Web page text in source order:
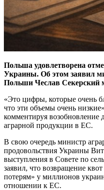
Польша удовлетворена
Украины. Об этом заявил
Польши Чеслав
«Это цифры, которые очень
что эти объемы очень
комментируя возобновление
аграрной продукции в ЕС.
В свою очередь министр
продовольствия Украины
выступления в Совете по
заявил, что возвращение
потерям» у миллионов
отношении к ЕС.